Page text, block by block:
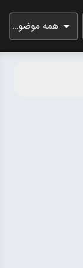
همه موضوعات